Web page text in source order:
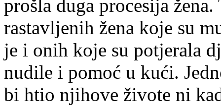
prošla duga procesija
rastavljenih žena koje su
je i onih koje su potjerala
nudile i pomoć u kući.
bi htio njihove živote ni